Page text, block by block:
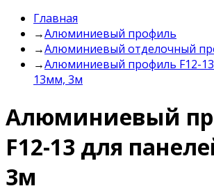
Главная
→Алюминиевый профиль
→Алюминиевый отделочный
→Алюминиевый профиль F12-
13мм, 3м
Алюминиевый
F12-13 для
3м